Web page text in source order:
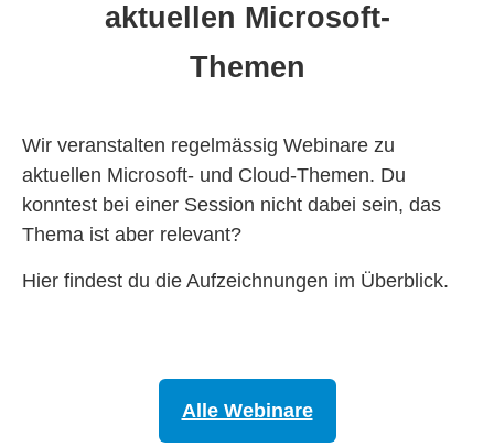
aktuellen Microsoft-
Themen
Wir veranstalten regelmässig Webinare zu
aktuellen Microsoft- und Cloud-Themen. Du
konntest bei einer Session nicht dabei sein, das
Thema ist aber relevant?
Hier findest du die Aufzeichnungen im Überblick.
Alle Webinare